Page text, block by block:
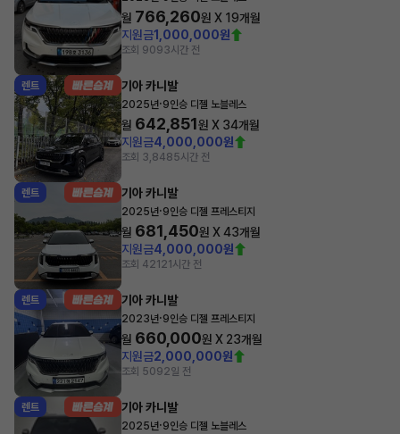
월 766,260원 X 19개월
지원금1,000,000원
조회 9093시간 전
렌트 기아 카니발
2025년·9인승 디젤 노블레스
월 642,851원 X 34개월
지원금4,000,000원
조회 3,8485시간 전
렌트 기아 카니발
2025년·9인승 디젤 프레스티지
월 681,450원 X43개월
지원금4,000,000원
조회 42121시간 전
렌트 기아 카니발
2023년·9인승 디젤 프레스티지
월 660,000원 X 23개월
지원금2,000,000원
조회 5092일 전
렌트 기아 카니발
2025년·9인승 디젤 노블레스